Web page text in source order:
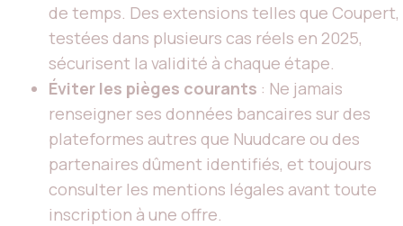
de temps. Des extensions telles que Coupert,
testées dans plusieurs cas réels en 2025,
sécurisent la validité à chaque étape.
Éviter les pièges courants : Ne jamais
renseigner ses données bancaires sur des
plateformes autres que Nuudcare ou des
partenaires dûment identifiés, et toujours
consulter les mentions légales avant toute
inscription à une offre.